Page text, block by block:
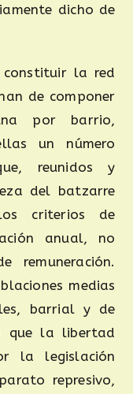
dicho de
constituir la red
de componer
por barrio,
un número
reunidos y
del batzarre
criterios de
anual, no
remuneración.
medias
barrial y de
que la libertad
la legislación
represivo,